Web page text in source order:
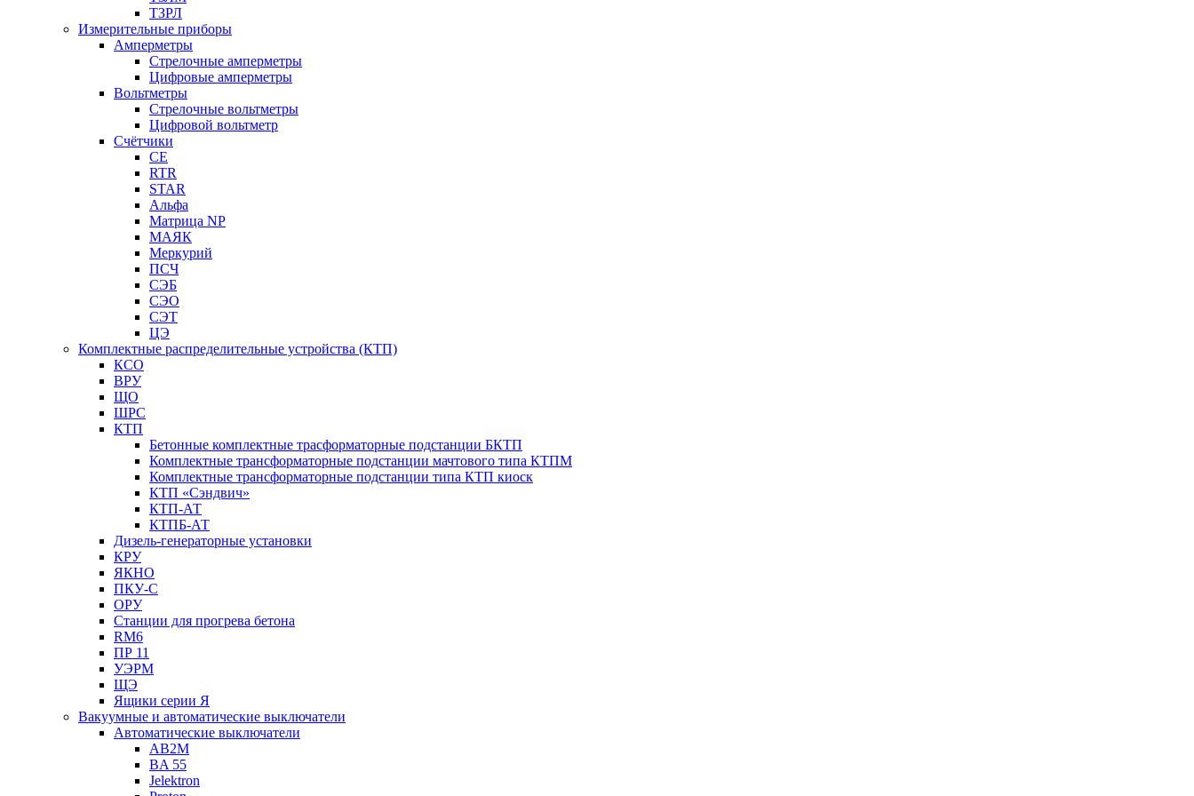
ТЗРЛ
Измерительные приборы
Амперметры
Стрелочные амперметры
Цифровые амперметры
Вольтметры
Стрелочные вольтметры
Цифровой вольтметр
Счётчики
CE
RTR
STAR
Альфа
Матрица NP
МАЯК
Меркурий
ПСЧ
СЭБ
СЭО
СЭТ
ЦЭ
Комплектные распределительные устройства (КТП)
КСО
ВРУ
ЩО
ШРС
КТП
Бетонные комплектные трасформаторные подстанции БКТП
Комплектные трансформаторные подстанции мачтового типа КТПМ
Комплектные трансформаторные подстанции типа КТП киоск
КТП «Сэндвич»
КТП-АТ
КТПБ-АТ
Дизель-генераторные установки
КРУ
ЯКНО
ПКУ-С
ОРУ
Станции для прогрева бетона
RM6
ПР 11
УЭРМ
ЩЭ
Ящики серии Я
Вакуумные и автоматические выключатели
Автоматические выключатели
AB2M
BA 55
Jelektron